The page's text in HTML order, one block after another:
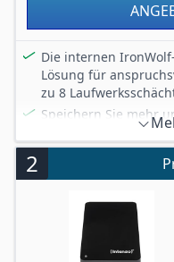
Die internen
Lösung für
zu 8
Speichern Sie mehr
einer für NAS
Kapazität von 16 TB
und bietet weniger
Geräusche und
Ausfallzeiten, eine
2